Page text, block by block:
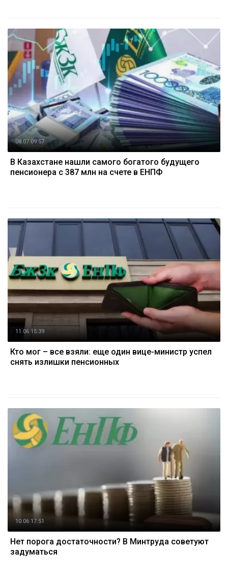
08.07 09:57
В Казахстане нашли самого богатого будущего
пенсионера с 387 млн на счете в ЕНПФ
11.06 15:39
Кто мог – все взяли: еще один вице-министр успел
снять излишки пенсионных
10.06 17:51
Нет порога достаточности? В Минтруда советуют
задуматься